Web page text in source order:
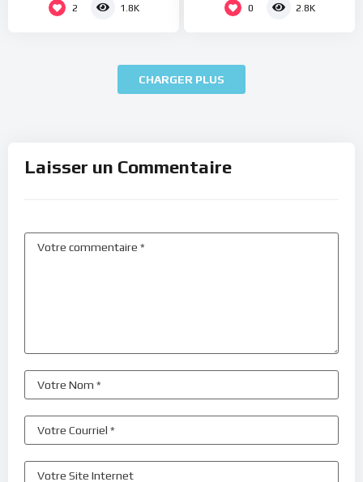
2 1.8K 0 2.8K
CHARGER PLUS
Laisser un Commentaire